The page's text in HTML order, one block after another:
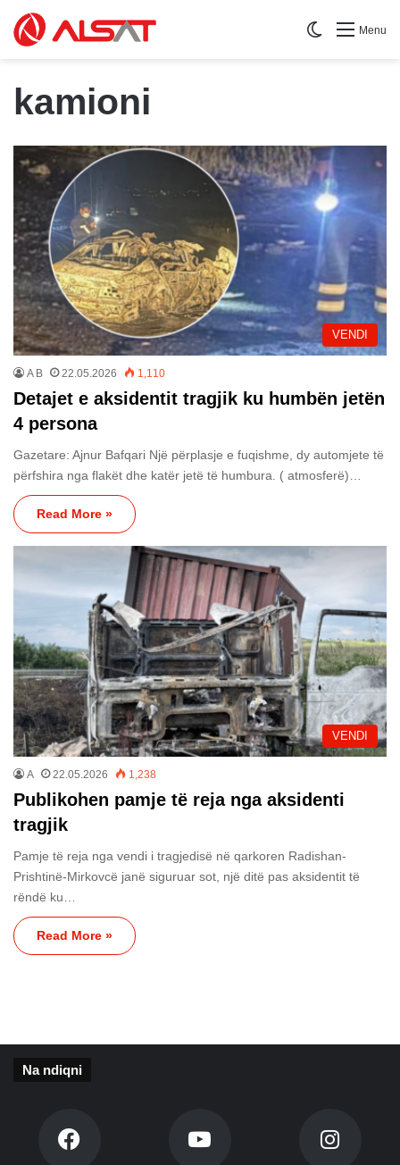
Menu
Switch skin
kamioni
VENDI
A B 22.05.2026 1,110
Detajet e aksidentit tragjik ku humbën jetën
4 persona
Gazetare: Ajnur Bafqari Një përplasje e fuqishme, dy automjete të
përfshira nga flakët dhe katër jetë të humbura. ( atmosferë)…
Read More »
VENDI
A 22.05.2026 1,238
Publikohen pamje të reja nga aksidenti
tragjik
Pamje të reja nga vendi i tragjedisë në qarkoren Radishan-
Prishtinë-Mirkovcë janë siguruar sot, një ditë pas aksidentit të
rëndë ku…
Read More »
Na ndiqni